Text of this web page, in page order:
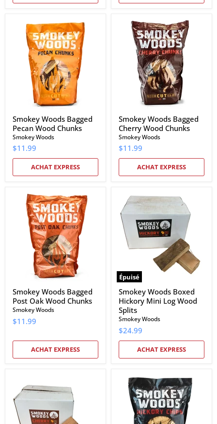
Smokey
Woods
Bagged
Pecan
Wood
Chunks
Smokey Woods Bagged
Pecan Wood Chunks
Smokey Woods
$11.99
ACHAT EXPRESS
Smokey
Woods
Bagged
Cherry
Chunks
Smokey Woods Bagged
Cherry Wood Chunks
Smokey Woods
$11.99
ACHAT EXPRESS
Smokey
Woods
Bagged
Chunks
Smokey Woods Bagged
Post Oak Wood Chunks
Smokey Woods
$11.99
ACHAT EXPRESS
Épuisé
Smokey
Woods
Boxed
Hickory
Mini
Log
Wood
Splits
Smokey Woods Boxed
Hickory Mini Log Wood
Splits
Smokey Woods
$24.99
ACHAT EXPRESS
Woods
Boxed
Cherry
Mini
Log
Smokey
Woods
Bagged
Hickory
Wood
Chips